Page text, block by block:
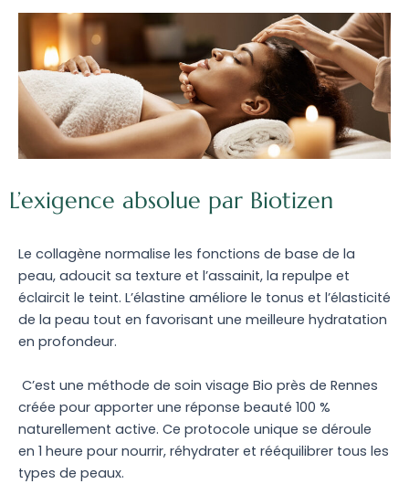
L’exigence absolue par Biotizen
Le collagène normalise les fonctions de base de la
peau, adoucit sa texture et l’assainit, la repulpe et
éclaircit le teint. L’élastine améliore le tonus et l’élasticité
de la peau tout en favorisant une meilleure hydratation
en profondeur.
C’est une méthode de soin visage Bio près de Rennes
créée pour apporter une réponse beauté 100 %
naturellement active. Ce protocole unique se déroule
en 1 heure pour nourrir, réhydrater et rééquilibrer tous les
types de peaux.